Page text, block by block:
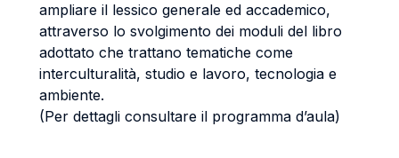
ampliare il lessico generale ed accademico,
attraverso lo svolgimento dei moduli del libro
adottato che trattano tematiche come
interculturalità, studio e lavoro, tecnologia e
ambiente.
(Per dettagli consultare il programma d’aula)